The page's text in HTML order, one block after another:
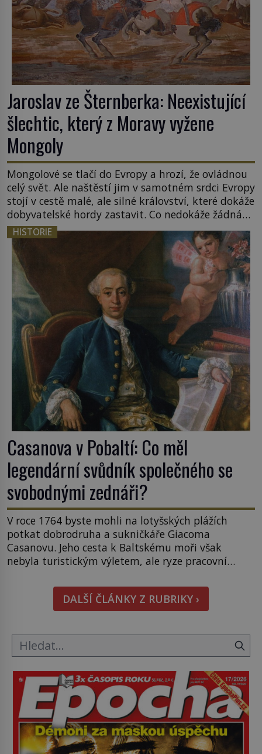
Jaroslav ze Šternberka: Neexistující
šlechtic, který z Moravy vyžene
Mongoly
Mongolové se tlačí do Evropy a hrozí, že ovládnou
celý svět. Ale naštěstí jim v samotném srdci Evropy
stojí v cestě malé, ale silné království, které dokáže
dobyvatelské hordy zastavit. Co nedokáže žádná
z asijských říší, co nedokážou Němci – to dokáže
český král. Nebo že by ne? Mongolové od roku 1223
postupují podél Kaspického a Azovského moře, […]
HISTORIE
Casanova v Pobaltí: Co měl
legendární svůdník společného se
svobodnými zednáři?
V roce 1764 byste mohli na lotyšských plážích
potkat dobrodruha a sukničkáře Giacoma
Casanovu. Jeho cesta k Baltskému moři však
nebyla turistickým výletem, ale ryze pracovní
sledoval, když se například procházel uličkami
lotyšské Rigy? Casanova v Pobaltí kontaktoval
tamní zednářské lóže. Nebyl v této oblasti žádným
DALŠÍ ČLÁNKY Z RUBRIKY ›